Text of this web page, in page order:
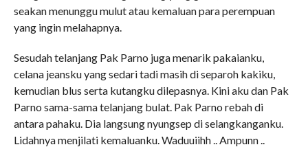
seakan menunggu mulut atau kemaluan para perempuan
yang ingin melahapnya.
Sesudah telanjang Pak Parno juga menarik pakaianku,
celana jeansku yang sedari tadi masih di separoh kakiku,
kemudian blus serta kutangku dilepasnya. Kini aku dan Pak
Parno sama-sama telanjang bulat. Pak Parno rebah di
antara pahaku. Dia langsung nyungsep di selangkanganku.
Lidahnya menjilati kemaluanku. Waduuiihh .. Ampunn ..